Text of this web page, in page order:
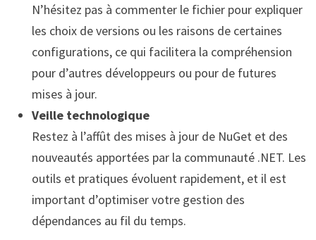
N’hésitez pas à commenter le fichier pour expliquer
les choix de versions ou les raisons de certaines
configurations, ce qui facilitera la compréhension
pour d’autres développeurs ou pour de futures
mises à jour.
Veille technologique
Restez à l’affût des mises à jour de NuGet et des
nouveautés apportées par la communauté .NET. Les
outils et pratiques évoluent rapidement, et il est
important d’optimiser votre gestion des
dépendances au fil du temps.